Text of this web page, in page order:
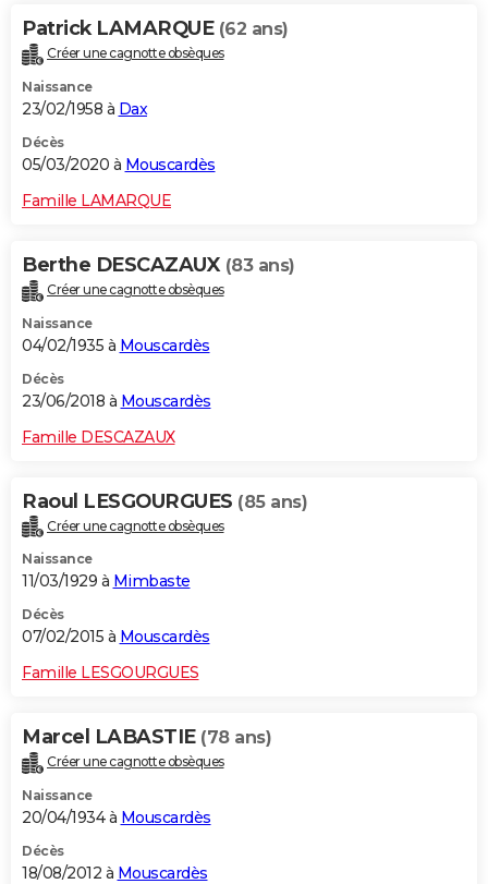
Patrick LAMARQUE (62 ans)
Créer une cagnotte obsèques
Naissance
23/02/1958 à Dax
Décès
05/03/2020 à Mouscardès
Famille LAMARQUE
Berthe DESCAZAUX (83 ans)
Créer une cagnotte obsèques
Naissance
04/02/1935 à Mouscardès
Décès
23/06/2018 à Mouscardès
Famille DESCAZAUX
Raoul LESGOURGUES (85 ans)
Créer une cagnotte obsèques
Naissance
11/03/1929 à Mimbaste
Décès
07/02/2015 à Mouscardès
Famille LESGOURGUES
Marcel LABASTIE (78 ans)
Créer une cagnotte obsèques
Naissance
20/04/1934 à Mouscardès
Décès
18/08/2012 à Mouscardès